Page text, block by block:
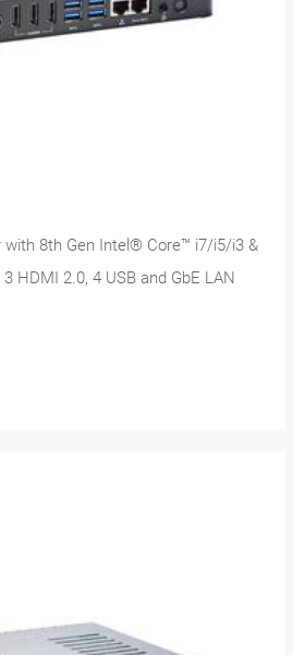
with 8th Gen Intel® Core™ i7/i5/i3 &
HDMI 2.0, 4 USB and GbE LAN